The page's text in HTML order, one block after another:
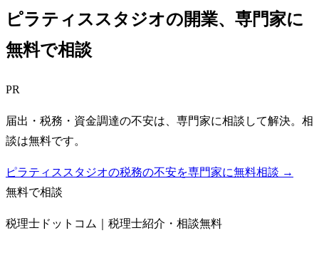
ピラティススタジオの開業、専門家に
無料で相談
PR
届出・税務・資金調達の不安は、専門家に相談して解決。相
談は無料です。
ピラティススタジオの税務の不安を専門家に無料相談 →
無料で相談
税理士ドットコム｜税理士紹介・相談無料